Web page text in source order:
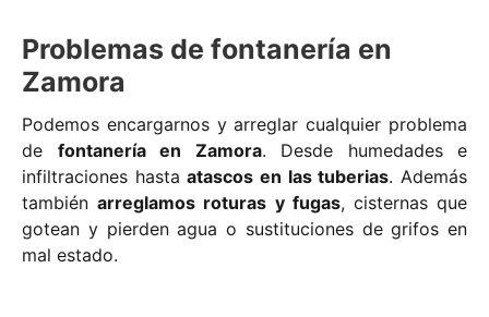
Problemas de fontanería en
Zamora
Podemos encargarnos y arreglar cualquier problema
de fontanería en Zamora. Desde humedades e
infiltraciones hastaatascos en las tuberias. Además
tambiénarreglamos roturas y fugas, cisternas que
gotean y pierden agua o sustituciones de grifos en
mal estado.